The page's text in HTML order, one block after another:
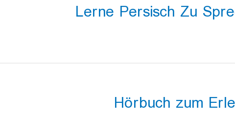
Lerne Persisch Zu
Hörbuch zum